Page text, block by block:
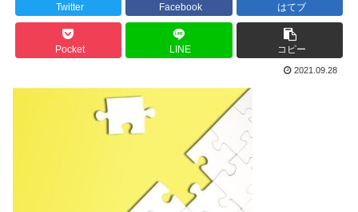
Twitter Facebook はてブ
Pocket LINE コピー
2021.09.28